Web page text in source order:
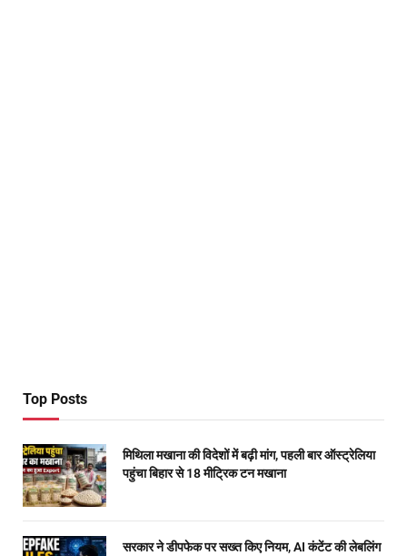
Top Posts
मिथिला मखाना की विदेशों में बढ़ी मांग, पहली बार ऑस्ट्रेलिया
पहुंचा बिहार से 18 मीट्रिक टन मखाना
सरकार ने डीपफेक पर सख्त किए नियम, AI कंटेंट की लेबलिंग